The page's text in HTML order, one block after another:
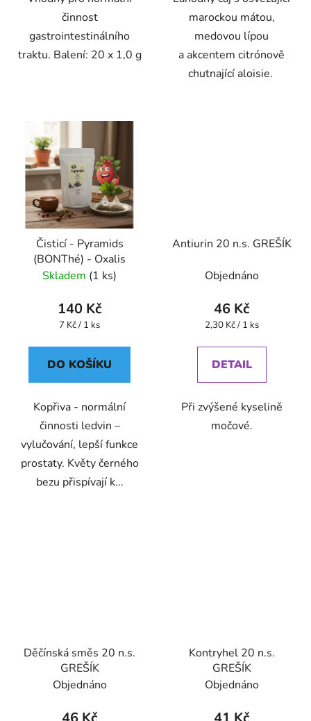
činnost
gastrointestinálního
traktu. Balení: 20 x 1,0 g
marockou mátou,
medovou lípou
a akcentem citrónově
chutnající aloisie.
Čisticí - Pyramids
(BONThé) - Oxalis
Skladem (1 ks)
140 Kč
Měrná
7 Kč / 1 ks
DO KOŠÍKU
Kopřiva - normální
činnosti ledvin –
vylučování, lepší funkce
prostaty. Květy černého
bezu přispívají k...
Antiurin 20 n.s. GREŠÍK
Objednáno
46 Kč
Měrná
2,30 Kč / 1 ks
DETAIL
Při zvýšené kyselině
močové.
Děčínská směs 20 n.s.
GREŠÍK
Objednáno
Kontryhel 20 n.s.
GREŠÍK
Objednáno